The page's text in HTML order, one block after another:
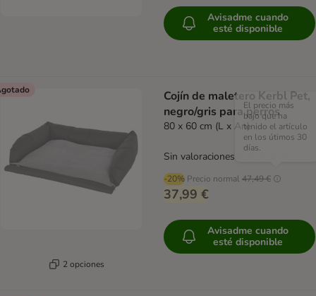
Avisadme cuando
esté disponible
2 opciones
Cojín de maletero Kerbl Pet,
negro/gris para perros
80 x 60 cm (L x An)
-20% Precio normal 47,49 €
El precio más
bajo que ha
tenido el artículo
en los útimos 30
días.
37,99 €
Sin valoraciones
Avisadme cuando
esté disponible